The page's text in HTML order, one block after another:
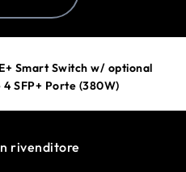
Smart Switch w/ optional
SFP+ Porte (380W)
rivenditore
privacy
e condizioni
NETGEAR®